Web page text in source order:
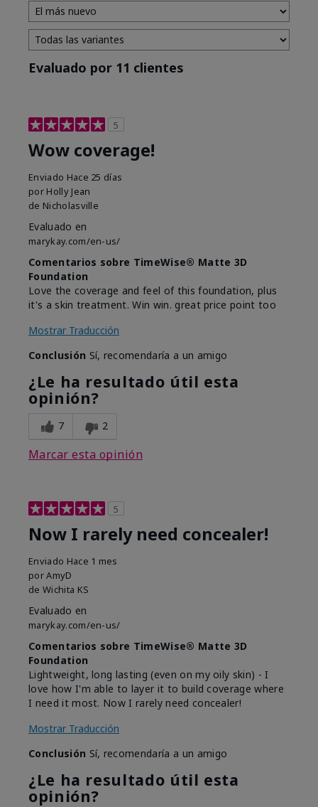
Evaluado por 11 clientes
5
Wow coverage!
Enviado Hace 25 días
por Holly Jean
de Nicholasville
Evaluado en
marykay.com/en-us/
Comentarios sobre TimeWise® Matte 3D
Foundation
Love the coverage and feel of this foundation, plus
it's a skin treatment. Win win. great price point too
Mostrar Traducción
Conclusión Sí, recomendaría a un amigo
¿Le ha resultado útil esta
opinión?
7 2
Marcar esta opinión
5
Now I rarely need concealer!
Enviado Hace 1 mes
porAmyD
de Wichita KS
Evaluado en
marykay.com/en-us/
Comentarios sobre TimeWise® Matte 3D
Foundation
Lightweight, long lasting (even on my oily skin) - I
love how I'm able to layer it to build coverage where
I need it most. Now I rarely need concealer!
Mostrar Traducción
Conclusión Sí, recomendaría a un amigo
¿Le ha resultado útil esta
opinión?